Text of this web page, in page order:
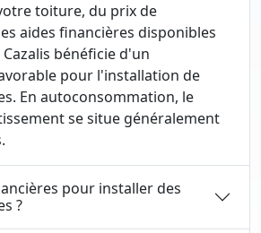
toiture, du prix de
aides financières disponibles
bénéficie d'un
pour l'installation de
En autoconsommation, le
se situe généralement
pour installer des
?